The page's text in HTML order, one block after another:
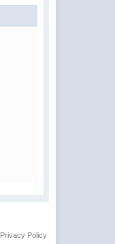
Privacy Policy